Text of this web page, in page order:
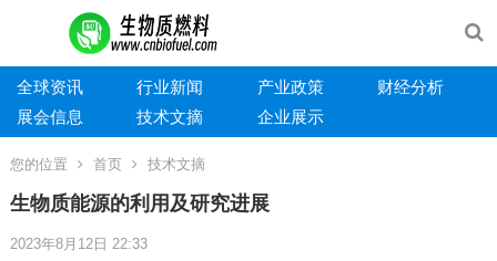
全球资讯 行业新闻 产业政策
财经分析
展会信息
技术文摘 企业展示
您的位置 首页 技术文摘
生物质能源的利用及研究进展
2023年8月12日 22:33